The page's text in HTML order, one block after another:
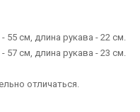
55 см, длина рукава - 22 см.
57 см, длина рукава - 23 см.
отличаться.